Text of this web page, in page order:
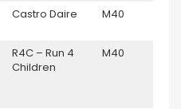
Castro Daire M40
R4C – Run 4
Children
M40